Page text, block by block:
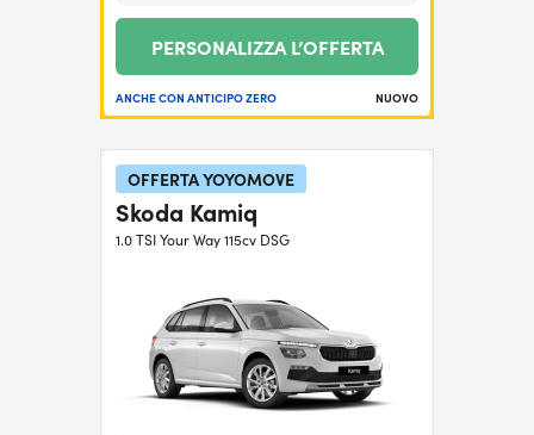
PERSONALIZZA L’OFFERTA
ANCHE CON ANTICIPO ZERO NUOVO
OFFERTA YOYOMOVE
Skoda Kamiq
1.0 TSI Your Way 115cv DSG